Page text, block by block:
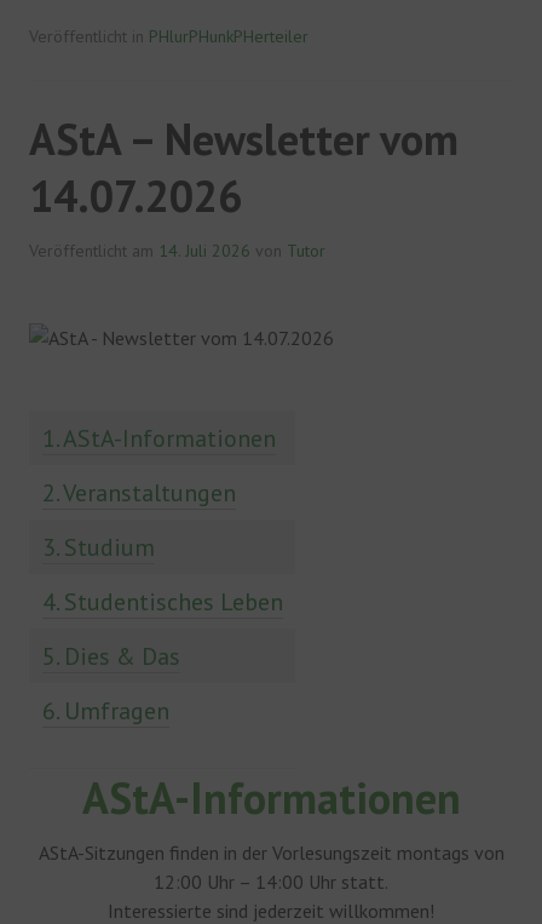
Veröffentlicht in PHlurPHunkPHerteiler
AStA – Newsletter vom
14.07.2026
Veröffentlicht am 14. Juli 2026 von Tutor
1. AStA-Informationen
2. Veranstaltungen
3. Studium
4. Studentisches Leben
5. Dies & Das
6. Umfragen
AStA-Informationen
AStA-Sitzungen finden in der Vorlesungszeit montags von
12:00 Uhr – 14:00 Uhr statt.
Interessierte sind jederzeit willkommen!